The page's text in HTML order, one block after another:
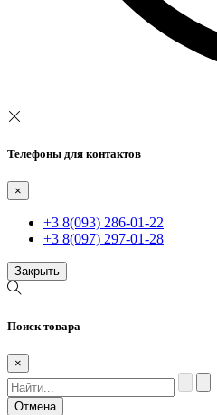
Телефоны для контактов
×
+3 8(093) 286-01-22
+3 8(097) 297-01-28
Закрыть
Поиск товара
×
Отмена